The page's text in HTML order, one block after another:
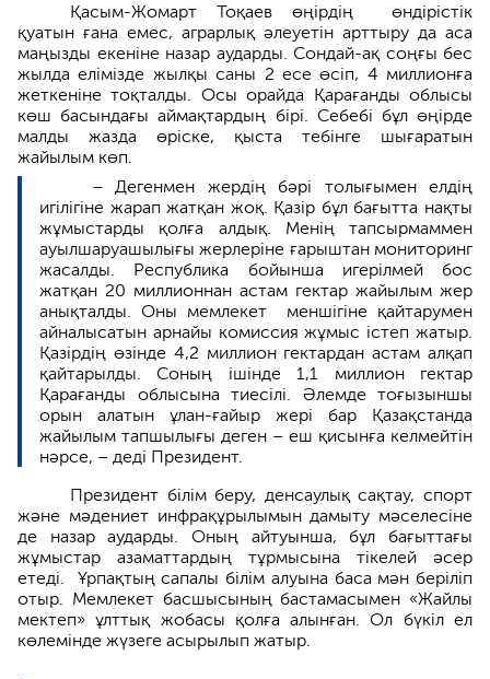
Қасым-Жомарт Тоқаев өңірдің өндірістік
қуатын ғана емес, аграрлық әлеуетін арттыру да аса
маңызды екеніне назар аударды. Сондай-ақ соңғы бес
жылда елімізде жылқы саны 2 есе өсіп, 4 миллионға
жеткеніне тоқталды. Осы орайда Қарағанды облысы
көш басындағы аймақтардың бірі. Себебі бұл өңірде
малды жазда өріске, қыста тебінге шығаратын
жайылым көп.
– Дегенмен жердің бәрі толығымен елдің
игілігіне жарап жатқан жоқ. Қазір бұл бағытта нақты
жұмыстарды қолға алдық. Менің тапсырмаммен
ауылшаруашылығы жерлеріне ғарыштан мониторинг
жасалды. Республика бойынша игерілмей бос
жатқан 20 миллионнан астам гектар жайылым жер
анықталды. Оны мемлекет меншігіне қайтарумен
айналысатын арнайы комиссия жұмыс істеп жатыр.
Қазірдің өзінде 4,2 миллион гектардан астам алқап
қайтарылды. Соның ішінде 1,1 миллион гектар
Қарағанды облысына тиесілі. Әлемде тоғызыншы
орын алатын ұлан-ғайыр жері бар Қазақстанда
жайылым тапшылығы деген – еш қисынға келмейтін
нәрсе, – деді Президент.
Президент білім беру, денсаулық сақтау, спорт
және мәдениет инфрақұрылымын дамыту мәселесіне
де назар аударды. Оның айтуынша, бұл бағыттағы
жұмыстар азаматтардың тұрмысына тікелей әсер
етеді. Ұрпақтың сапалы білім алуына баса мән беріліп
отыр. Мемлекет басшысының бастамасымен «Жайлы
мектеп» ұлттық жобасы қолға алынған. Ол бүкіл ел
көлемінде жүзеге асырылып жатыр.